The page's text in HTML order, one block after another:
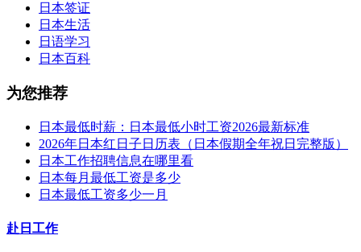
日本签证
日本生活
日语学习
日本百科
为您推荐
日本最低时薪：日本最低小时工资2026最新标准
2026年日本红日子日历表（日本假期全年祝日完整版）
日本工作招聘信息在哪里看
日本每月最低工资是多少
日本最低工资多少一月
赴日工作